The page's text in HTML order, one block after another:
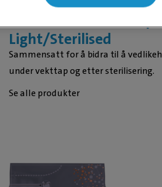
Light/Sterilised
Sammensatt for å bidra til å
under vekttap og etter sterilisering.
Se alle produkter